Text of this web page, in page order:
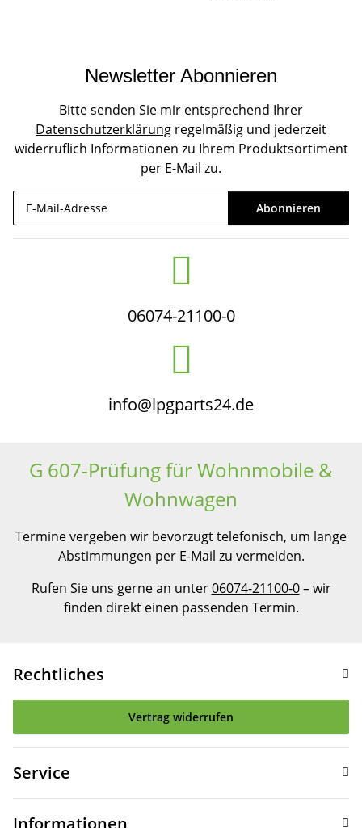
Newsletter Abonnieren
Bitte senden Sie mir entsprechend Ihrer
Datenschutzerklärung regelmäßig und jederzeit
widerruflich Informationen zu Ihrem Produktsortiment
per E-Mail zu.
Abonnieren
06074-21100-0
info@lpgparts24.de
G 607-Prüfung für Wohnmobile &
Wohnwagen
Termine vergeben wir bevorzugt telefonisch, um lange
Abstimmungen per E-Mail zu vermeiden.
Rufen Sie uns gerne an unter06074-21100-0– wir
finden direkt einen passenden Termin.
Rechtliches
Vertrag widerrufen
Service
Informationen